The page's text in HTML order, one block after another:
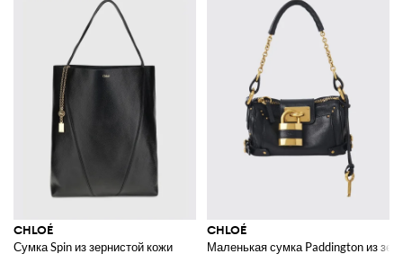
CHLOÉ
Сумка Spin из зернистой кожи
CHLOÉ
Маленькая сумка Paddington из